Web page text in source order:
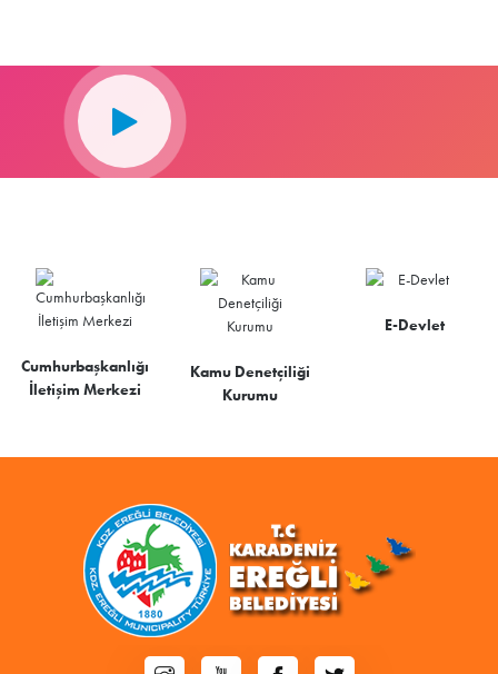
Cumhurbaşkanlığı
İletişim Merkezi
Kamu Denetçiliği
Kurumu
E-Devlet